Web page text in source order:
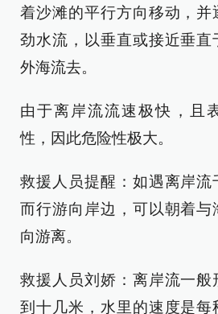
着沙滩的平行方向移动，并
劲水流，以垂直或接近垂直
外海流去。
由于离岸流流速极快，且
性，因此危险性极大。
救援人员提醒：如遇离岸流
而行游向岸边，可以朝着与
向游离。
救援人员刘娇：离岸流一般
到十几米，水里的速度是每